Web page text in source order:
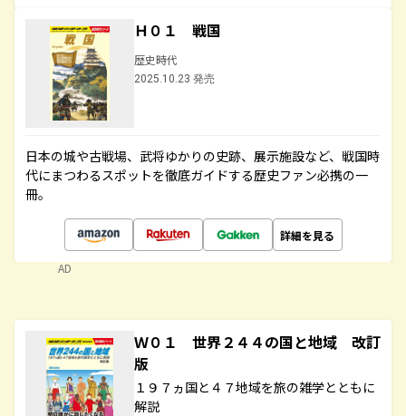
Ｈ０１ 戦国
歴史時代
2025.10.23 発売
日本の城や古戦場、武将ゆかりの史跡、展示施設など、戦国時
代にまつわるスポットを徹底ガイドする歴史ファン必携の一
冊。
詳細を見る
AD
Ｗ０１ 世界２４４の国と地域 改訂
版
１９７ヵ国と４７地域を旅の雑学とともに
解説